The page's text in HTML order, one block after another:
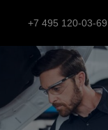
+7 495 120-03-69